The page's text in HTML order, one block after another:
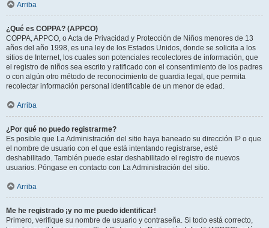
Arriba
¿Qué es COPPA? (APPCO)
COPPA, APPCO, o Acta de Privacidad y Protección de Niños menores de 13
años del año 1998, es una ley de los Estados Unidos, donde se solicita a los
sitios de Internet, los cuales son potenciales recolectores de información, que
el registro de niños sea escrito y ratificado con el consentimiento de los padres
o con algún otro método de reconocimiento de guardia legal, que permita
recolectar información personal identificable de un menor de edad.
Arriba
¿Por qué no puedo registrarme?
Es posible que La Administración del sitio haya baneado su dirección IP o que
el nombre de usuario con el que está intentando registrarse, esté
deshabilitado. También puede estar deshabilitado el registro de nuevos
usuarios. Póngase en contacto con La Administración del sitio.
Arriba
Me he registrado ¡y no me puedo identificar!
Primero, verifique su nombre de usuario y contraseña. Si todo está correcto,